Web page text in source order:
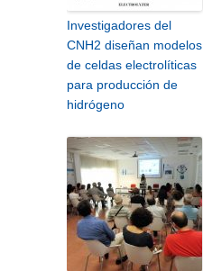
Investigadores del
CNH2 diseñan modelos
de celdas electrolíticas
para producción de
hidrógeno